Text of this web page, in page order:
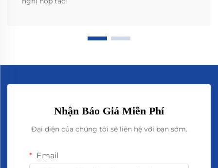
Nhận Báo Giá Miễn Phí
Đại diện của chúng tôi sẽ liên hệ với bạn sớm.
Email